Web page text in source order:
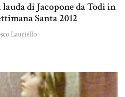
di Jacopone da Todi in
Santa 2012
Lauciello